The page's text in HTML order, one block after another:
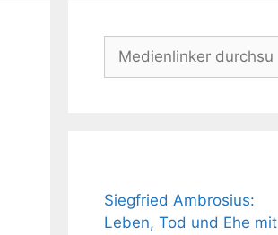
Suchen
Siegfried Ambrosius:
Leben, Tod und Ehe mit